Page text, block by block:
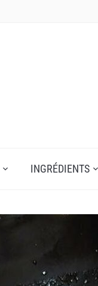
INGRÉDIENTS